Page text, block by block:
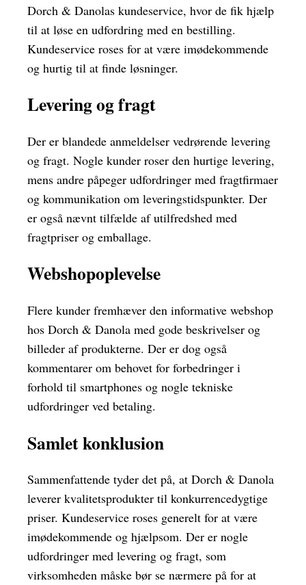
Dorch & Danolas kundeservice, hvor de fik hjælp
til at løse en udfordring med en bestilling.
Kundeservice roses for at være imødekommende
og hurtig til at finde løsninger.
Levering og fragt
Der er blandede anmeldelser vedrørende levering
og fragt. Nogle kunder roser den hurtige levering,
mens andre påpeger udfordringer med fragtfirmaer
og kommunikation om leveringstidspunkter. Der
er også nævnt tilfælde af utilfredshed med
fragtpriser og emballage.
Webshopoplevelse
Flere kunder fremhæver den informative webshop
hos Dorch & Danola med gode beskrivelser og
billeder af produkterne. Der er dog også
kommentarer om behovet for forbedringer i
forhold til smartphones og nogle tekniske
udfordringer ved betaling.
Samlet konklusion
Sammenfattende tyder det på, at Dorch & Danola
leverer kvalitetsprodukter til konkurrencedygtige
priser. Kundeservice roses generelt for at være
imødekommende og hjælpsom. Der er nogle
udfordringer med levering og fragt, som
virksomheden måske bør se nærmere på for at